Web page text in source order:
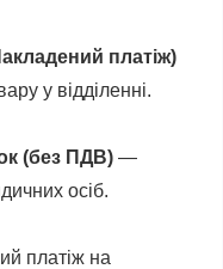
платіж)
у відділенні.
(без ПДВ) —
осіб.
платіж на